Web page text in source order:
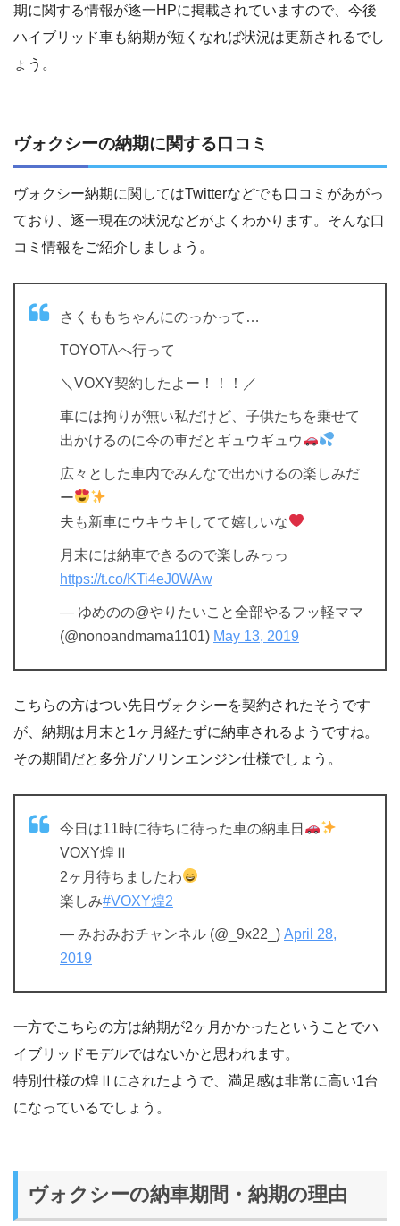
期に関する情報が逐一HPに掲載されていますので、今後
ハイブリッド車も納期が短くなれば状況は更新されるでし
ょう。
ヴォクシーの納期に関する口コミ
ヴォクシー納期に関してはTwitterなどでも口コミがあがっ
ており、逐一現在の状況などがよくわかります。そんな口
コミ情報をご紹介しましょう。
さくももちゃんにのっかって…
TOYOTAへ行って
＼VOXY契約したよー！！！／
車には拘りが無い私だけど、子供たちを乗せて
出かけるのに今の車だとギュウギュウ
広々とした車内でみんなで出かけるの楽しみだ
ー
夫も新車にウキウキしてて嬉しいな
月末には納車できるので楽しみっっ
https://t.co/KTi4eJ0WAw
— ゆめのの@やりたいこと全部やるフッ軽ママ
(@nonoandmama1101) May 13, 2019
こちらの方はつい先日ヴォクシーを契約されたそうです
が、納期は月末と1ヶ月経たずに納車されるようですね。
その期間だと多分ガソリンエンジン仕様でしょう。
今日は11時に待ちに待った車の納車日
VOXY煌Ⅱ
2ヶ月待ちましたわ
楽しみ#VOXY煌2
— みおみおチャンネル (@_9x22_) April 28,
2019
一方でこちらの方は納期が2ヶ月かかったということでハ
イブリッドモデルではないかと思われます。
特別仕様の煌Ⅱにされたようで、満足感は非常に高い1台
になっているでしょう。
ヴォクシーの納車期間・納期の理由